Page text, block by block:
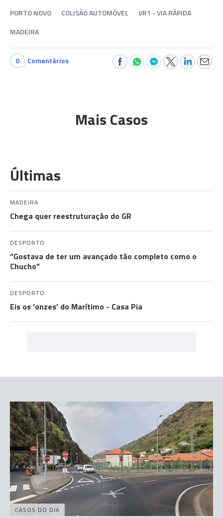
PORTO NOVO COLISÃO AUTOMÓVEL
VR1 - VIA RÁPIDA
MADEIRA
0 Comentários
Mais Casos
Últimas
MADEIRA
Chega quer reestruturação do GR
DESPORTO
“Gostava de ter um avançado tão completo como o
Chucho”
DESPORTO
Eis os 'onzes' do Marítimo - Casa Pia
CASOS DO DIA